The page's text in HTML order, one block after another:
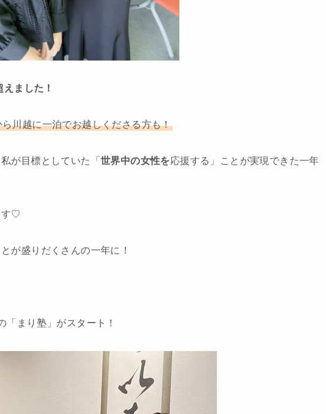
ました！
川越に一泊でお越しくださる方も！
が目標としていた「 世界中の女性を応援する」ことが実現できた一年
す♡
が盛りだくさんの一年に！
まり塾」がスタート！